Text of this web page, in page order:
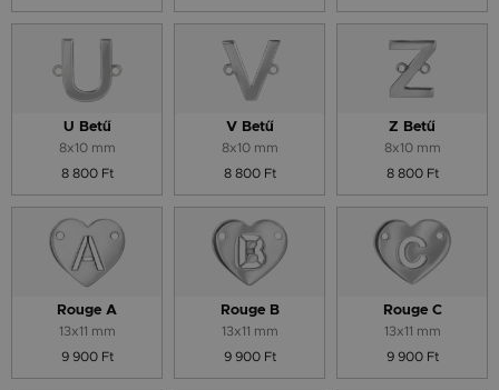
U Betű
8x10 mm
8 800 Ft
V Betű
8x10 mm
8 800 Ft
Z Betű
8x10 mm
8 800 Ft
Rouge A
13x11 mm
9 900 Ft
Rouge B
13x11 mm
9 900 Ft
Rouge C
13x11 mm
9 900 Ft